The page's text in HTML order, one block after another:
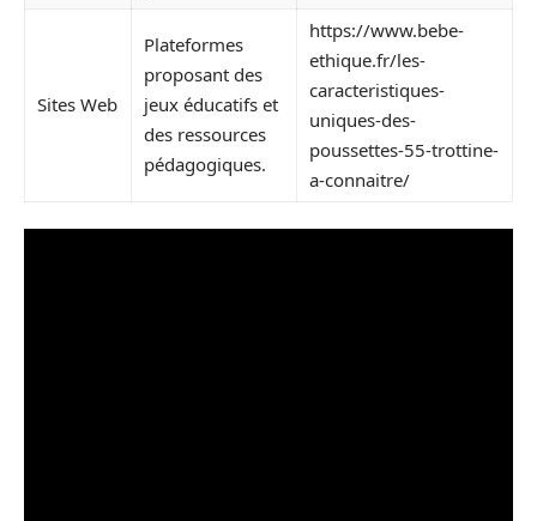
Sites Web
Plateformes
proposant des
jeux éducatifs et
des ressources
pédagogiques.
https://www.bebe-
ethique.fr/les-
caracteristiques-
uniques-des-
poussettes-55-trottine-
a-connaitre/